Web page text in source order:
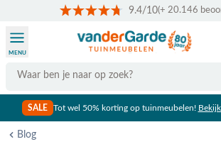
9.4/10(+ 20.146
Search
MENU
SALE Tot wel 50% korting op tuinmeubelen!
Blog